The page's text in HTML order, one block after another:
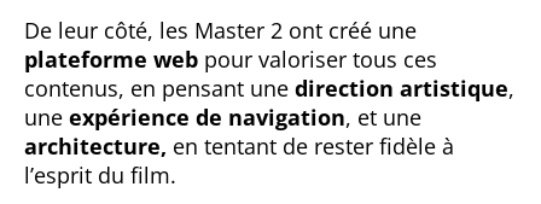
De leur côté, les Master 2 ont créé une
plateforme web pour valoriser tous ces
contenus, en pensant une direction artistique,
une expérience de navigation, et une
architecture, en tentant de rester fidèle à
l’esprit du film.